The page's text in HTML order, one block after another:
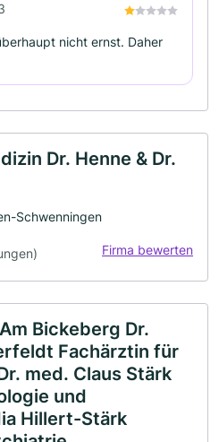
nicht ernst. Daher
Dr. Henne & Dr.
Schwenningen
Firma bewerten
Bickeberg Dr.
Fachärztin für
med. Claus Stärk
und
Hillert-Stärk